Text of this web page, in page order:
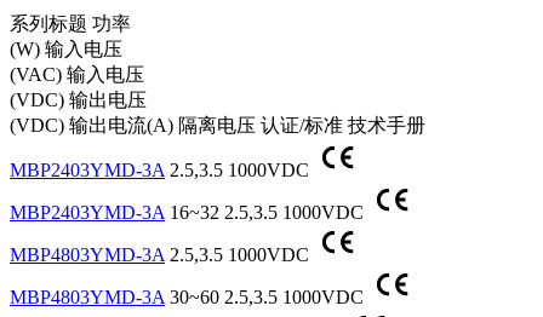
系列标题 功率
(W) 输入电压
(VAC) 输入电压
(VDC) 输出电压
(VDC) 输出电流(A) 隔离电压 认证/标准 技术手册
MBP2403YMD-3A 2.5,3.5 1000VDC
MBP2403YMD-3A 16~32 2.5,3.5 1000VDC
MBP4803YMD-3A 2.5,3.5 1000VDC
MBP4803YMD-3A 30~60 2.5,3.5 1000VDC